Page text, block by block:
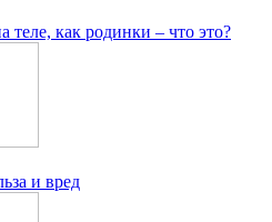
теле, как родинки – что это?
и вред